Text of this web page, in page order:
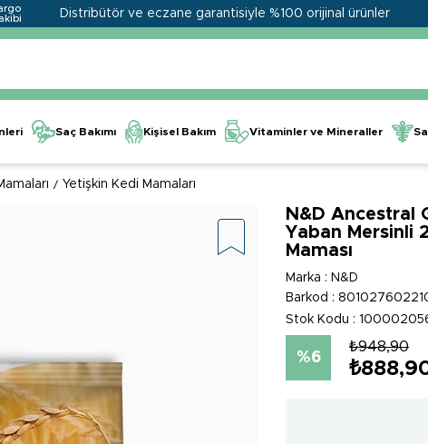
Distribütör ve eczane garantisiyle %100 orijinal ürünler
Saç Bakımı Kişisel Bakım Vitaminler ve Mineraller
Yetişkin Kedi Mamaları
N&D Ancestral
Yaban Mersinli
Maması
Marka : N&D
Barkod :
Stok Kodu
6
₺948,90